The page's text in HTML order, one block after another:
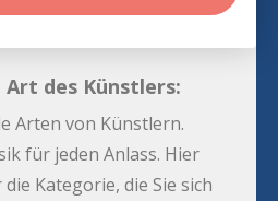
Art des Künstlers:
Arten von Künstlern.
für jeden Anlass. Hier
Kategorie, die Sie sich